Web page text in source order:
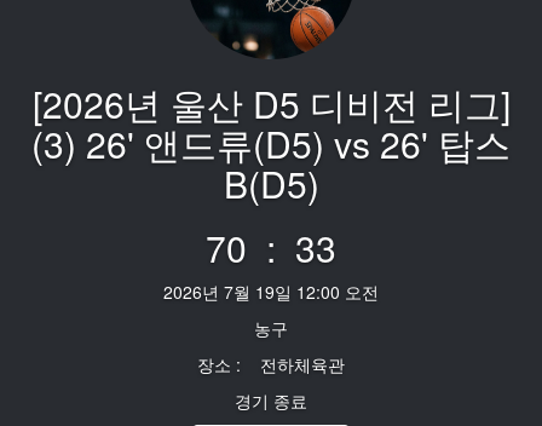
[2026년 울산 D5 디비전 리그]
(3) 26' 앤드류(D5) vs 26' 탑스
B(D5)
70 : 33
2026년 7월 19일 12:00 오전
농구
장소 : 전하체육관
경기 종료